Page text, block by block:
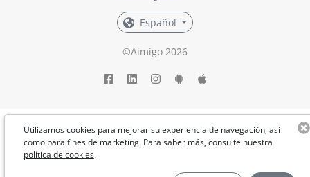
Utilizamos cookies para mejorar su experiencia de navegación, así
como para fines de marketing. Para saber más, consulte nuestra
política de cookies.
Español
©Aimigo 2026